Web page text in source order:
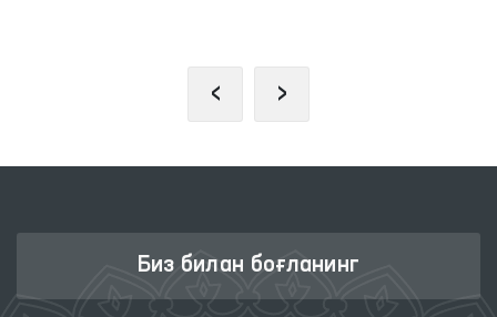
‹ ›
Биз билан боғланинг